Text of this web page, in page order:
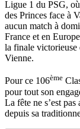
Ligue 1 du PSG,
des Princes face à
aucun match à
France et en
la finale victorieuse
Vienne.
Pour ce 106ème
pour tout son
La fête ne s’est
depuis sa